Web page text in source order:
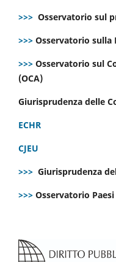
>>> Osservatorio sul
>>> Osservatorio sulla
>>> Osservatorio sul
(OCA)
Giurisprudenza delle
ECHR
CJEU
>>> Giurisprudenza
>>> Osservatorio